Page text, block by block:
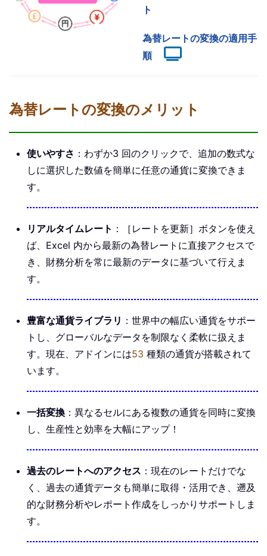
ト
為替レートの変換の適用手
順
為替レートの変換のメリット
使いやすさ ：わずか3 回のクリックで、追加の数式な
しに選択した数値を簡単に任意の通貨に変換できま
す。
リアルタイムレート ：［レートを更新］ボタンを使え
ば、Excel 内から最新の為替レートに直接アクセスで
き、財務分析を常に最新のデータに基づいて行えま
す。
豊富な通貨ライブラリ ：世界中の幅広い通貨をサポー
トし、グローバルなデータを制限なく柔軟に扱えま
す。現在、アドインには53 種類の通貨が搭載されて
います。
一括変換 ：異なるセルにある複数の通貨を同時に変換
し、生産性と効率を大幅にアップ！
過去のレートへのアクセス ：現在のレートだけでな
く、過去の通貨データも簡単に取得・活用でき、遡及
的な財務分析やレポート作成をしっかりサポートしま
す。